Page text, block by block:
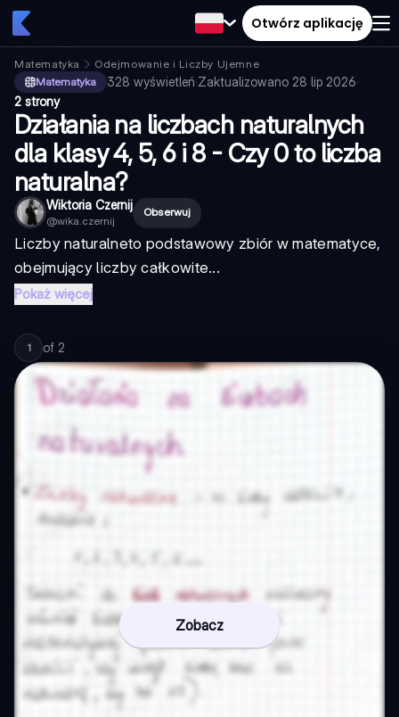
Otwórz aplikację
Matematyka
Odejmowanie i Liczby Ujemne
Matematyka
328 wyświetleń·Zaktualizowano 28 lip 2026·
2 strony
Działania na liczbach naturalnych
dla klasy 4, 5, 6 i 8 - Czy 0 to liczba
naturalna?
Wiktoria Czernij
@wika.czernij
Obserwuj
Liczby naturalneto podstawowy zbiór w matematyce,
obejmujący liczby całkowite...
Pokaż więcej
1 of 2
Zobacz